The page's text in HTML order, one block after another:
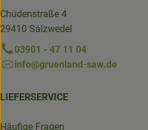
Chüdenstraße 4
29410 Salzwedel
03901 - 47 11 04
info@gruenland-saw.de
LIEFERSERVICE
Häufige Fragen